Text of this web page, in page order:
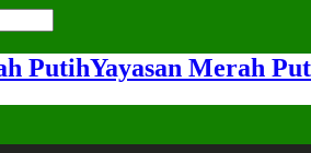
Yayasan Merah